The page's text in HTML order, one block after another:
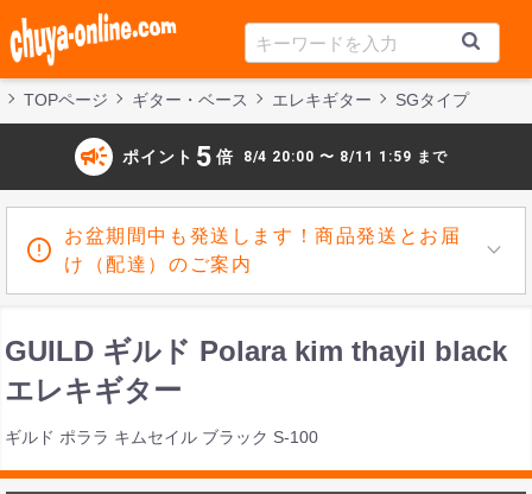
TOPページ ギター・ベース エレキギター SGタイプ
campaign ポイント 5 倍 8/4 20:00 〜 8/11 1:59 まで
お盆期間中も発送します！商品発送とお届
け（配達）のご案内
GUILD ギルド Polara kim thayil black
エレキギター
ギルド ポララ キムセイル ブラック S-100